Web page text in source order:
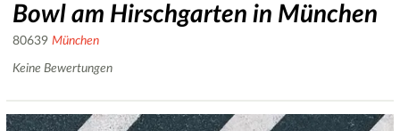
Bowl am Hirschgarten in München
80639 München
Keine Bewertungen